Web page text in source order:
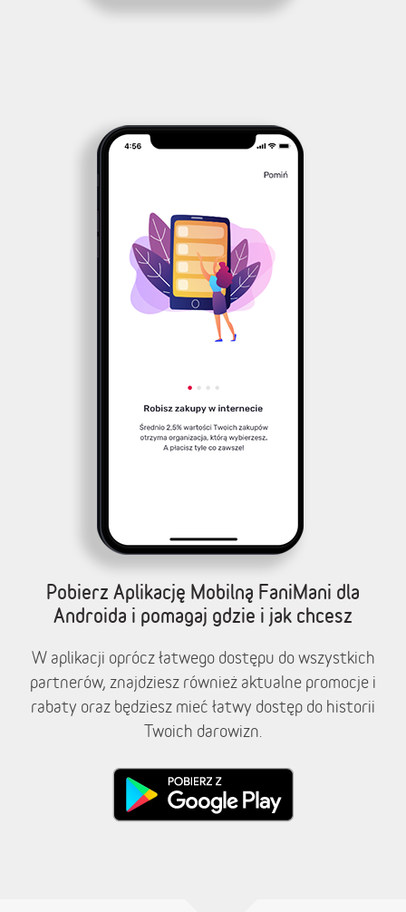
Pobierz Aplikację Mobilną FaniMani dla
Androida i pomagaj gdzie i jak chcesz
W aplikacji oprócz łatwego dostępu do wszystkich
partnerów, znajdziesz również aktualne promocje i
rabaty oraz będziesz mieć łatwy dostęp do historii
Twoich darowizn.